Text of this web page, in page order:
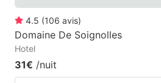
4.5 (106 avis)
Domaine De Soignolles
Hotel
31€ /nuit